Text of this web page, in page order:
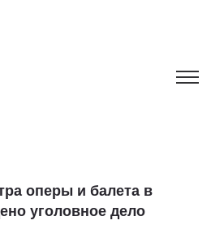
оперы и балета в
уголовное дело